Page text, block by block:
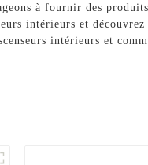
à fournir des
intérieurs et
intérieurs et